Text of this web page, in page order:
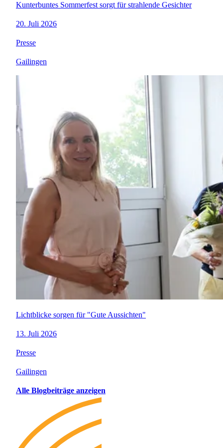
Kunterbuntes Sommerfest sorgt für strahlende Gesichter
20. Juli 2026
Presse
Gailingen
Lichtblicke sorgen für "Gute Aussichten"
13. Juli 2026
Presse
Gailingen
Alle Blogbeiträge anzeigen